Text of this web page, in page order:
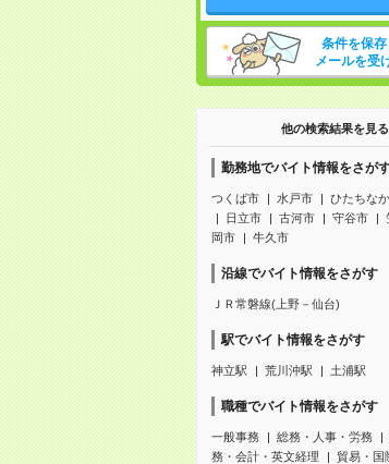
条件を保存
メールを受
他の検索結果を見る
勤務地でバイト情報をさが
つくば市 水戸市 ひたちな
日立市
古河市 守谷市
岡市
牛久市
沿線でバイト情報をさがす
ＪＲ常磐線(上野－仙台)
駅でバイト情報をさがす
神立駅 荒川沖駅 土浦駅
職種でバイト情報をさがす
一般事務 総務・人事・労務
務・会計・英文経理
貿易・国